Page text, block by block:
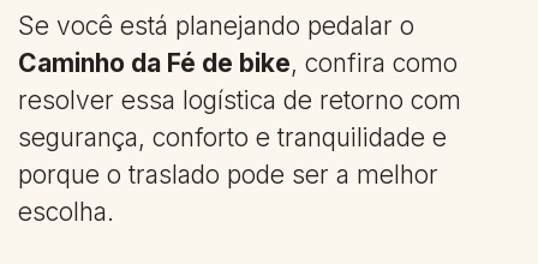
Se você está planejando pedalar o
Caminho da Fé de bike, confira como
resolver essa logística de retorno com
segurança, conforto e tranquilidade e
porque o traslado pode ser a melhor
escolha.